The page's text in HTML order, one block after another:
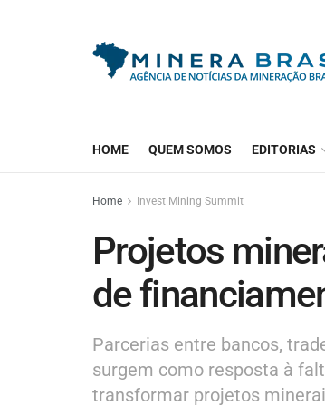
HOME QUEM SOMOS EDITORIAS
Home Invest Mining Summit
Projetos
de
Parcerias entre bancos,
surgem como resposta à
transformar projetos